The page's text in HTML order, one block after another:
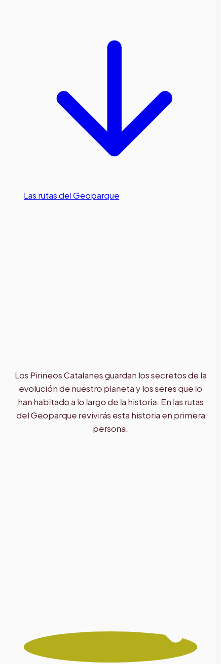
Las rutas del Geoparque
Los Pirineos Catalanes guardan los secretos de la
evolución de nuestro planeta y los seres que lo
han habitado a lo largo de la historia. En las rutas
del Geoparque revivirás esta historia en primera
persona.